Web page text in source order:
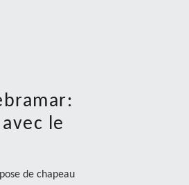
le
de chapeau